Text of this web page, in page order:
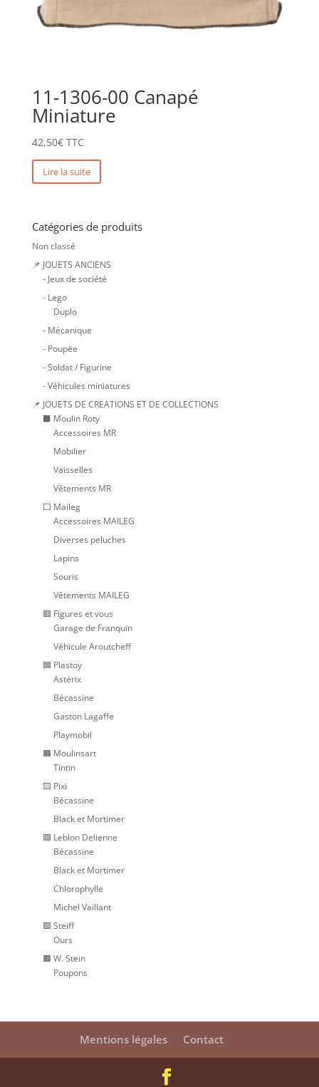
11-1306-00 Canapé
Miniature
42,50€ TTC
Lire la suite
Catégories de produits
Non classé
📌 JOUETS ANCIENS
- Jeux de société
- Lego
Duplo
- Mécanique
- Poupée
- Soldat / Figurine
- Véhicules miniatures
📌 JOUETS DE CREATIONS ET DE COLLECTIONS
⬛ Moulin Roty
Accessoires MR
Mobilier
Vaisselles
Vêtements MR
⬜ Maileg
Accessoires MAILEG
Diverses peluches
Lapins
Souris
Vêtements MAILEG
🟥 Figures et vous
Garage de Franquin
Véhicule Aroutcheff
🟦 Plastoy
Astérix
Bécassine
Gaston Lagaffe
Playmobil
🟧 Moulinsart
Tintin
🟨 Pixi
Bécassine
Black et Mortimer
🟩 Leblon Delienne
Bécassine
Black et Mortimer
Chlorophylle
Michel Vaillant
🟪 Steiff
Ours
🟫 W. Stein
Poupons
Mentions légales Contact